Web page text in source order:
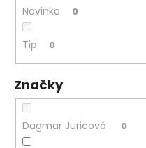
Novinka 0
Tip 0
Značky
Dagmar Juricová 0
á
ť
?